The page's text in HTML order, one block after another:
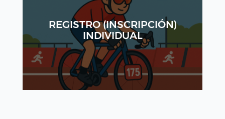
REGISTRO (INSCRIPCIÓN)
INDIVIDUAL